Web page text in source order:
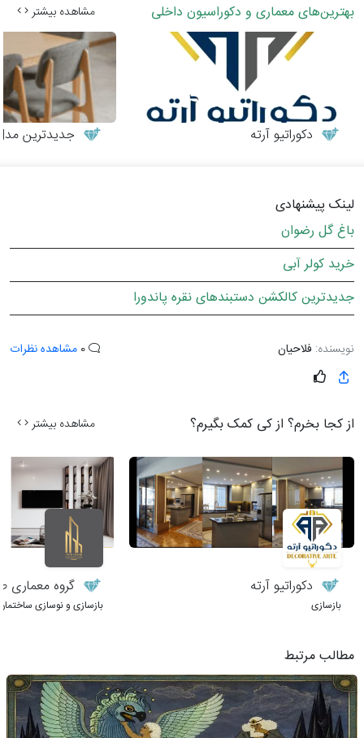
بهترین‌های معماری و دکوراسیون داخلی مشاهده بیشتر
دکوراتیو آرته جدیدترین مدل‌های
لینک پیشنهادی
باغ گل رضوان
خرید کولر آبی
جدیدترین کالکشن دستبندهای نقره پاندورا
نویسنده: فلاحیان مشاهده نظرات
از کجا بخرم؟ از کی کمک بگیرم؟ مشاهده بیشتر
دکوراتیو آرته
بازسازی
گروه معماری
بازسازی و نوسازی
مطالب مرتبط